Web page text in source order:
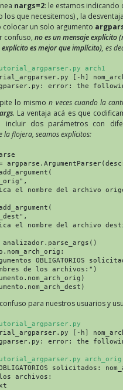
nargs=2: le estamos indicando
los que necesitemos) , la
colocar un solo argumento
confuso, no es un mensaje explícito
es mejor que implícito), es
arch1
[-h] nom_arch
error: the
lo mismon veces cuando la
. La ventaja acá es que
incluir dos parámetros con
la flojera, seamos explícitos:
el nombre del archivo
el nombre del archivo
analizador.parse_args()
OBLIGATORIOS
de los archivos:")
para nuestros usuarios y
[-h]
error: the following
solicitados:
los archivos: